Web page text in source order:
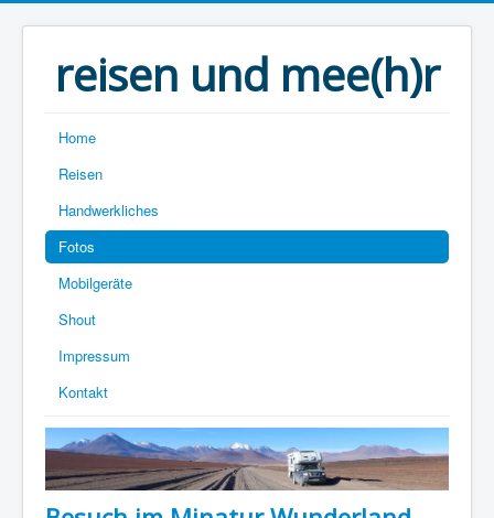
reisen und mee(h)r
Home
Reisen
Handwerkliches
Fotos
Mobilgeräte
Shout
Impressum
Kontakt